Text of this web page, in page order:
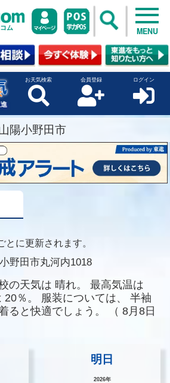
ム MENU
お天気検索 会員登録 ログイン
陽小野田市
とに更新されます。
野田市丸河内1018
の天気は 晴れ。
最高気温は
20％。 服装については、
半袖
ると快適でしょう。
（ 8月8日
明日
2026年